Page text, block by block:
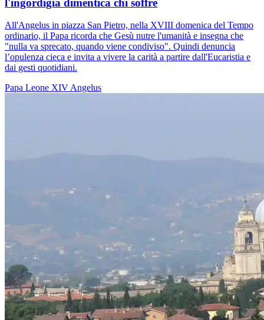
All'Angelus in piazza San Pietro, nella XVIII domenica del Tempo
ordinario, il Papa ricorda che Gesù nutre l'umanità e insegna che
"nulla va sprecato, quando viene condiviso". Quindi denuncia
l’opulenza cieca e invita a vivere la carità a partire dall'Eucaristia e
dai gesti quotidiani.
Papa Leone XIVAngelus